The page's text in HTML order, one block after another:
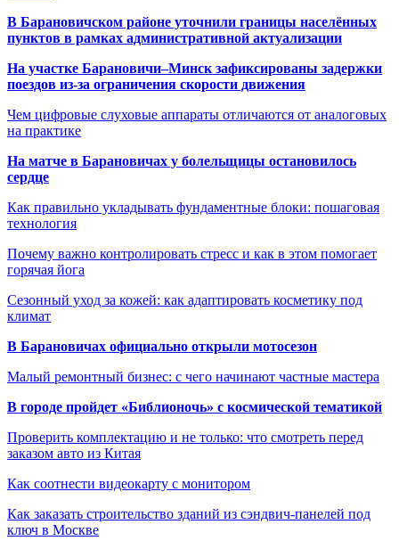
В Барановичском районе уточнили границы населённых
пунктов в рамках административной актуализации
На участке Барановичи–Минск зафиксированы задержки
поездов из-за ограничения скорости движения
Чем цифровые слуховые аппараты отличаются от аналоговых
на практике
На матче в Барановичах у болельщицы остановилось
сердце
Как правильно укладывать фундаментные блоки: пошаговая
технология
Почему важно контролировать стресс и как в этом помогает
горячая йога
Сезонный уход за кожей: как адаптировать косметику под
климат
В Барановичах официально открыли мотосезон
Малый ремонтный бизнес: с чего начинают частные мастера
В городе пройдет «Библионочь» с космической тематикой
Проверить комплектацию и не только: что смотреть перед
заказом авто из Китая
Как соотнести видеокарту с монитором
Как заказать строительство зданий из сэндвич-панелей под
ключ в Москве